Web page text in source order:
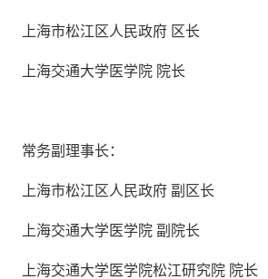
上海市松江区人民政府 区长
上海交通大学医学院 院长
常务副理事长：
上海市松江区人民政府 副区长
上海交通大学医学院 副院长
上海交通大学医学院松江研究院 院长